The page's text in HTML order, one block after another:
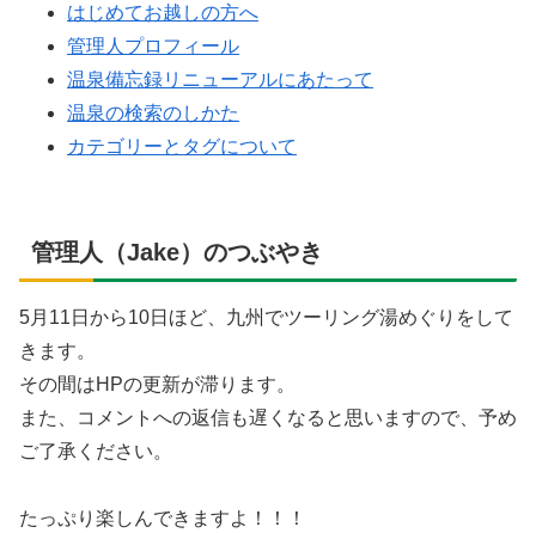
はじめてお越しの方へ
管理人プロフィール
温泉備忘録リニューアルにあたって
温泉の検索のしかた
カテゴリーとタグについて
管理人（Jake）のつぶやき
5月11日から10日ほど、九州でツーリング湯めぐりをして
きます。
その間はHPの更新が滞ります。
また、コメントへの返信も遅くなると思いますので、予め
ご了承ください。
たっぷり楽しんできますよ！！！